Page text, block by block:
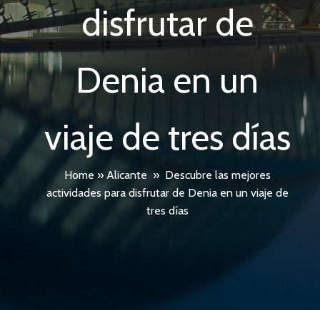
disfrutar de
Denia en un
viaje de tres días
Home » Alicante » Descubre las mejores
actividades para disfrutar de Denia en un viaje de
tres días